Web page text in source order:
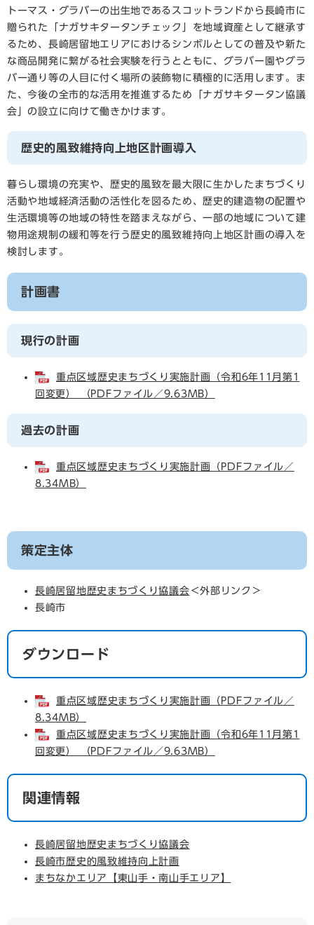
トーマス・グラバーの出生地であるスコットランドから長崎市に
贈られた「ナガサキタータンチェック」を地域資産として継承す
るため、長崎居留地エリアにおけるシンボルとしての普及や新た
な商品開発に繋がる社会実験を行うとともに、グラバー園やグラ
バー通り等の人目に付く場所の装飾物に積極的に活用します。ま
た、今後の全市的な活用を推進するため「ナガサキタータン協議
会」の設立に向けて働きかけます。
歴史的風致維持向上地区計画導入
暮らし環境の充実や、歴史的風致を最大限に生かしたまちづくり
活動や地域経済活動の活性化を図るため、歴史的建造物の配置や
生活環境等の地域の特性を踏まえながら、一部の地域について建
物用途規制の緩和等を行う歴史的風致維持向上地区計画の導入を
検討します。
計画書
現行の計画
重点区域歴史まちづくり実施計画（令和6年11月第1
回変更） （PDFファイル／9.63MB）
過去の計画
重点区域歴史まちづくり実施計画（PDFファイル／
8.34MB）
策定主体
長崎居留地歴史まちづくり協議会 ＜外部リンク＞
長崎市
ダウンロード
重点区域歴史まちづくり実施計画（PDFファイル／
8.34MB）
重点区域歴史まちづくり実施計画（令和6年11月第1
回変更） （PDFファイル／9.63MB）
関連情報
長崎居留地歴史まちづくり協議会
長崎市歴史的風致維持向上計画
まちなかエリア【東山手・南山手エリア】